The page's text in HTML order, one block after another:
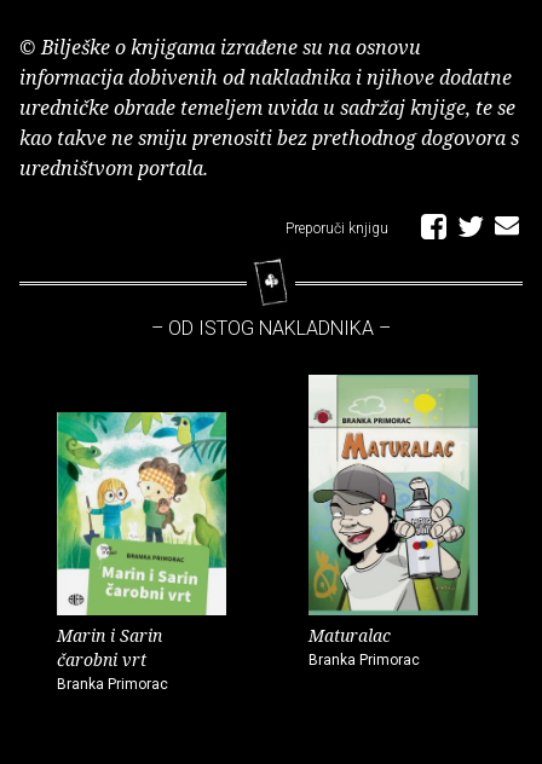
© Bilješke o knjigama izrađene su na osnovu
informacija dobivenih od nakladnika i njihove dodatne
uredničke obrade temeljem uvida u sadržaj knjige, te se
kao takve ne smiju prenositi bez prethodnog dogovora s
uredništvom portala.
Preporuči knjigu
– OD ISTOG NAKLADNIKA –
Marin i Sarin
čarobni vrt
Branka Primorac
Maturalac
Branka Primorac